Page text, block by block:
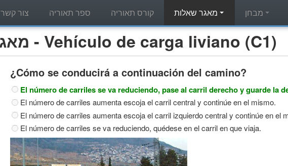
קורס תאוריה ספר תאוריה צור קשר
מאגר שאלות תאוריה - Vehículo de carga liviano (C1)
¿Cómo se conducirá a continuación del camino?
El número de carriles se va reduciendo, pase al carril derecho y guarde la
El número de carriles aumenta escoja el carril central y continúe en el mismo.
El número de carriles aumenta escoja el carril izquierdo central y continúe en el
El número de carriles se va reduciendo, quédese en el carril en que viaja.